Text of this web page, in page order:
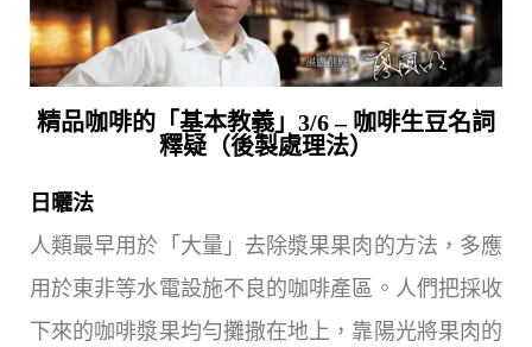
精品咖啡的「基本教義」3/6 – 咖啡生豆名詞
釋疑（後製處理法）
日曬法
人類最早用於「大量」去除漿果果肉的方法，多應
用於東非等水電設施不良的咖啡產區。人們把採收
下來的咖啡漿果均勻攤撒在地上，靠陽光將果肉的